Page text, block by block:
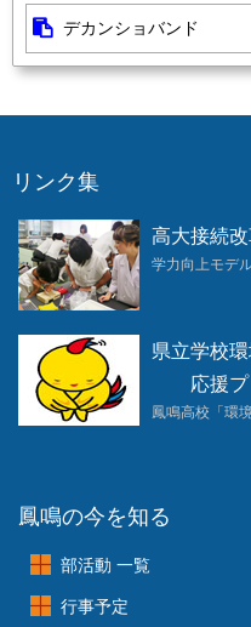
デカンショバンド
リンク集
高大接続
学力向上モデ
県立学校
応援プ
鳳鳴高校「環
鳳鳴の今を知る
部活動 一覧
行事予定